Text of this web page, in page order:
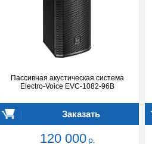
Пассивная акустическая система
Electro-Voice EVC-1082-96B
Заказать
120 000 р.